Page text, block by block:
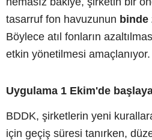
tasarruf fon havuzunun binde
Böylece atıl fonların
etkin yönetilmesi amaçlanıyor.
Uygulama 1 Ekim'de
BDDK, şirketlerin yeni
için geçiş süresi tanırken,